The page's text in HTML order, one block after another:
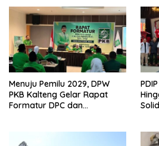
Menuju Pemilu 2029, DPW
PKB Kalteng Gelar Rapat
Formatur DPC dan